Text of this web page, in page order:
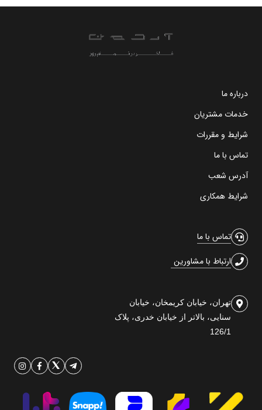
درباره ما
خدمات مشتریان
شرایط و مقررات
تماس با ما
آدرس شعب
شرایط همکاری
تماس با ما
ارتباط با مشاورین
تهران، خیابان کریمخان، خیابان
سنایی، بالاتر از خیابان خدری، پلاک
126/1